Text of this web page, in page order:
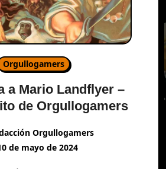
Orgullogamers
a Mario Landflyer –
de Orgullogamers
Orgullogamers
de mayo de 2024